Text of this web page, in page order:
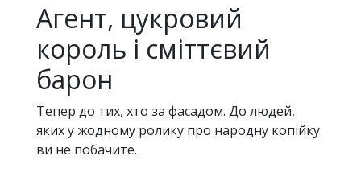
Агент, цукровий
король і сміттєвий
барон
Тепер до тих, хто за фасадом. До людей,
яких у жодному ролику про народну копійку
ви не побачите.